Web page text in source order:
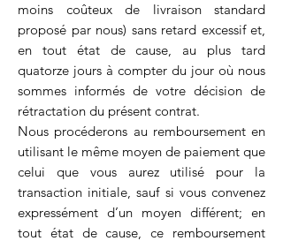
moins coûteux de livraison standard
proposé par nous) sans retard excessif et,
en tout état de cause, au plus tard
quatorze jours à compter du jour où nous
sommes informés de votre décision de
rétractation du présent contrat.
Nous procéderons au remboursement en
utilisant le même moyen de paiement que
celui que vous aurez utilisé pour la
transaction initiale, sauf si vous convenez
expressément d’un moyen différent; en
tout état de cause, ce remboursement